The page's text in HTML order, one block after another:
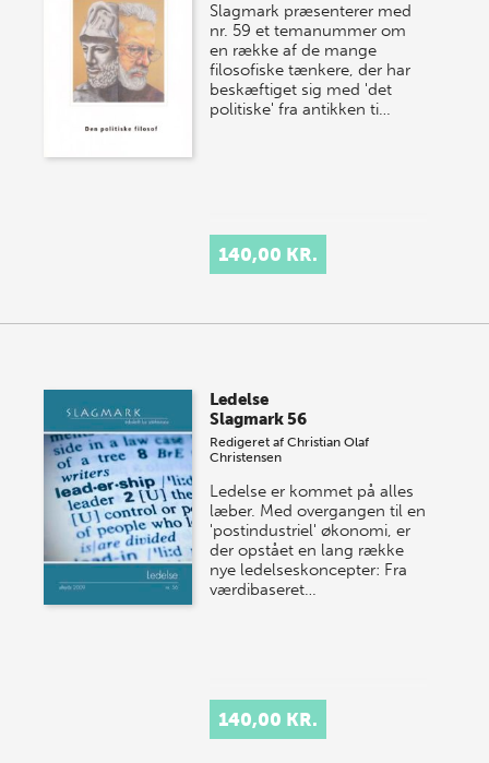
Slagmark præsenterer med
nr. 59 et temanummer om
en række af de mange
filosofiske tænkere, der har
beskæftiget sig med 'det
politiske' fra antikken ti…
140,00 KR.
Ledelse
Slagmark 56
Redigeret afChristian Olaf
Christensen
Ledelse er kommet på alles
læber. Med overgangen til en
'postindustriel' økonomi, er
der opstået en lang række
nye ledelseskoncepter: Fra
værdibaseret…
140,00 KR.